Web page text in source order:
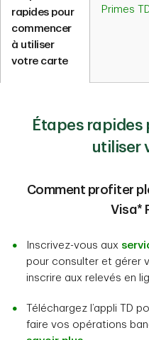
rapides pour
commencer
à utiliser
votre carte
Primes
Étapes rapides
utiliser
Comment profiter
Visa*
Inscrivez-vous aux
pour consulter et gérer
inscrire aux relevés en
Téléchargez l’appli TD
faire vos opérations